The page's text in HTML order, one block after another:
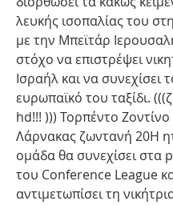
λευκής ισοπαλίας του
με την Μπεϊτάρ
στόχο να επιστρέψει
Ισραήλ και να συνεχίσει
ευρωπαϊκό του ταξίδι.
hd!!! ))) Τορπέντο
Λάρνακας ζωντανή 20Η
ομάδα θα συνεχίσει στα
του Conference League
αντιμετωπίσει τη